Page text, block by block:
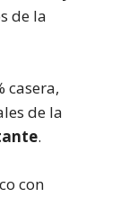
de la
casera,
de la
.
con